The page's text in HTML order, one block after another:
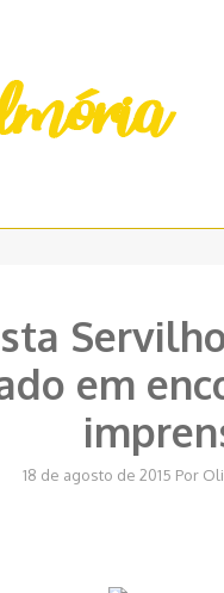
em
18 de agosto de 2015 Por